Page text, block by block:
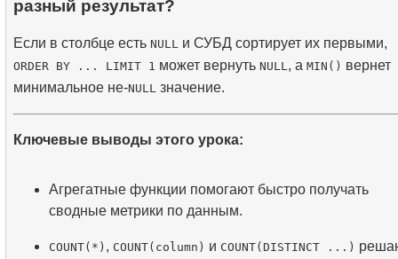
разный результат?
Если в столбце есть NULL и СУБД сортирует их первыми,
ORDER BY ... LIMIT 1 может вернуть NULL , а MIN() вернет
минимальное не-NULL значение.
Ключевые выводы этого урока:
Агрегатные функции помогают быстро получать
сводные метрики по данным.
COUNT(*) , COUNT(column) и COUNT(DISTINCT ...)